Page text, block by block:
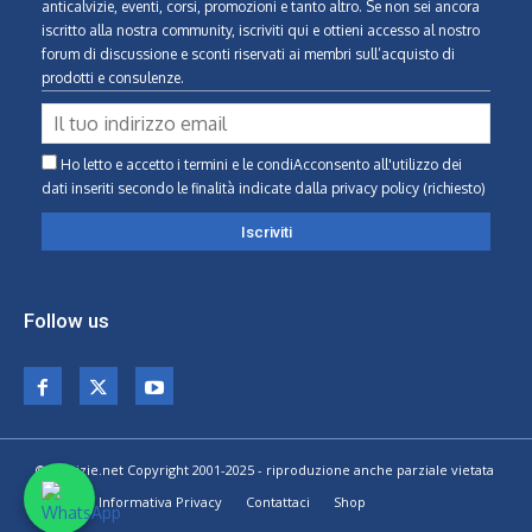
anticalvizie, eventi, corsi, promozioni e tanto altro. Se non sei ancora
iscritto alla nostra community, iscriviti qui e ottieni accesso al nostro
forum di discussione e sconti riservati ai membri sull’acquisto di
prodotti e consulenze.
Ho letto e accetto i termini e le condiAcconsento all'utilizzo dei
dati inseriti secondo le finalità indicate dalla privacy policy (richiesto)
Follow us
© Calvizie.net Copyright 2001-2025 - riproduzione anche parziale vietata
Home
Informativa Privacy Contattaci Shop